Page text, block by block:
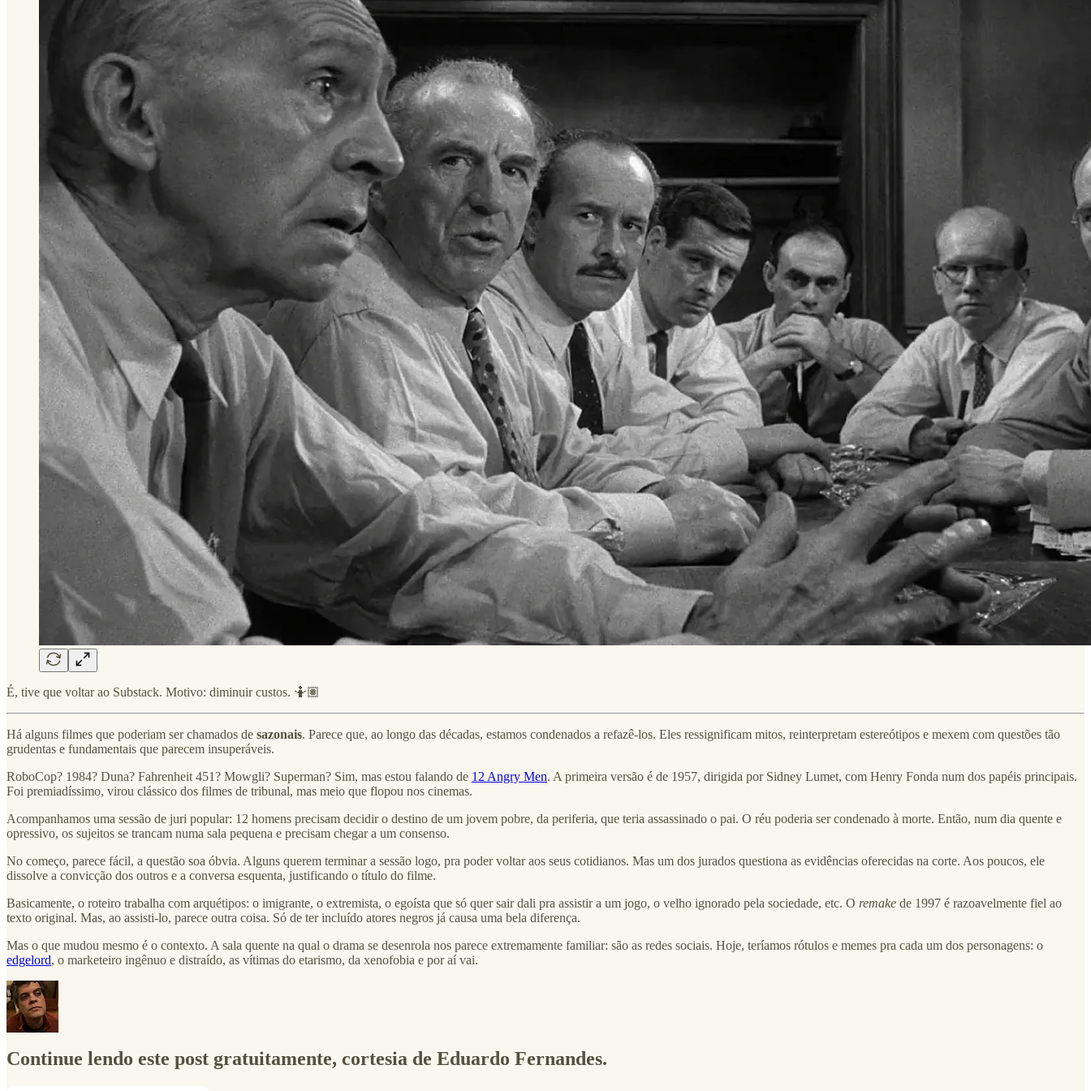
É, tive que voltar ao Substack. Motivo: diminuir custos. 🤷🏽
Há alguns filmes que poderiam ser chamados de sazonais. Parece que, ao longo das décadas, estamos condenados a refazê-los. Eles ressignificam mitos, reinterpretam estereótipos e mexem com questões tão
grudentas e fundamentais que parecem insuperáveis.
RoboCop? 1984? Duna? Fahrenheit 451? Mowgli? Superman? Sim, mas estou falando de 12 Angry Men. A primeira versão é de 1957, dirigida por Sidney Lumet, com Henry Fonda num dos papéis principais.
Foi premiadíssimo, virou clássico dos filmes de tribunal, mas meio que flopou nos cinemas.
Acompanhamos uma sessão de juri popular: 12 homens precisam decidir o destino de um jovem pobre, da periferia, que teria assassinado o pai. O réu poderia ser condenado à morte. Então, num dia quente e
opressivo, os sujeitos se trancam numa sala pequena e precisam chegar a um consenso.
No começo, parece fácil, a questão soa óbvia. Alguns querem terminar a sessão logo, pra poder voltar aos seus cotidianos. Mas um dos jurados questiona as evidências oferecidas na corte. Aos poucos, ele
dissolve a convicção dos outros e a conversa esquenta, justificando o título do filme.
Basicamente, o roteiro trabalha com arquétipos: o imigrante, o extremista, o egoísta que só quer sair dali pra assistir a um jogo, o velho ignorado pela sociedade, etc. O remake de 1997 é razoavelmente fiel ao
texto original. Mas, ao assisti-lo, parece outra coisa. Só de ter incluído atores negros já causa uma bela diferença.
Mas o que mudou mesmo é o contexto. A sala quente na qual o drama se desenrola nos parece extremamente familiar: são as redes sociais. Hoje, teríamos rótulos e memes pra cada um dos personagens: o
edgelord, o marketeiro ingênuo e distraído, as vítimas do etarismo, da xenofobia e por aí vai.
Continue lendo este post gratuitamente, cortesia de Eduardo Fernandes.